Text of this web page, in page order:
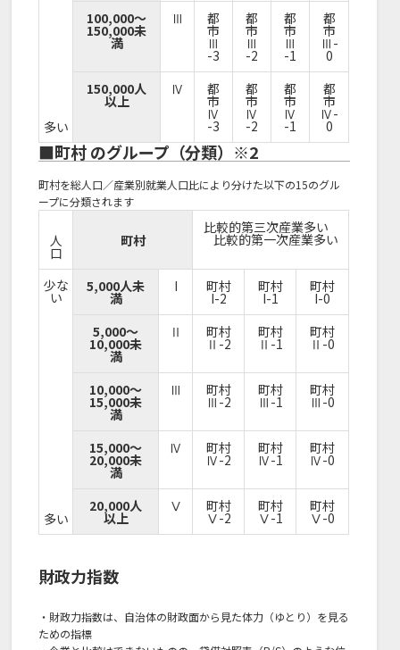
多い
100,000～
150,000未
満
Ⅲ 都
市
Ⅲ
-3
都
市
Ⅲ
-2
都
市
Ⅲ
-1
都
市
Ⅲ-
0
150,000人
以上
Ⅳ 都
市
Ⅳ
-3
都
市
Ⅳ
-2
都
市
Ⅳ
-1
都
市
Ⅳ-
0
■町村 のグループ（分類）※2
町村を総人口／産業別就業人口比により分けた以下の15のグル
ープに分類されます
人
口
町村
比較的第三次産業多い
比較的第一次産業多い
少な
い
多い
5,000人未
満
I 町村
I-2
町村
I-1
町村
I-0
5,000～
10,000未
満
Ⅱ 町村
Ⅱ-2
町村
Ⅱ-1
町村
Ⅱ-0
10,000～
15,000未
満
Ⅲ 町村
Ⅲ-2
町村
Ⅲ-1
町村
Ⅲ-0
15,000～
20,000未
満
Ⅳ 町村
Ⅳ-2
町村
Ⅳ-1
町村
Ⅳ-0
20,000人
以上
Ⅴ 町村
Ⅴ-2
町村
Ⅴ-1
町村
Ⅴ-0
財政力指数
・財政力指数は、自治体の財政面から見た体力（ゆとり）を見る
ための指標